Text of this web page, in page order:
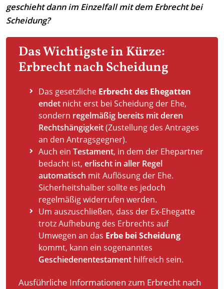
geschieht dann im Einzelfall mit dem Erbrecht bei
Scheidung?
Das Wichtigste in Kürze:
Erbrecht nach Scheidung
Das gesetzliche Erbrecht des Ehegatten
endet nicht erst bei Scheidung der Ehe,
sondern regelmäßig bereits mit deren
Rechtshängigkeit(Zustellung des Antrages
an den Antragsgegner).
Auch ein Testament, in dem der Ehepartner
bedacht ist, erlischt in aller Regel
automatisch mit Auflösung der Ehe.
Sicherheitshalber sollte es jedoch
regelmäßig widerrufen werden.
Um auszuschließen, dass der Ex-Ehegatte
trotz Aufhebung des Erbrechts auf
Umwegen an das Erbe bei Scheidung
kommt, kann ein sogenanntes
Geschiedenentestament hilfreich sein.
Ausführliche Informationen zum Erbrecht nach